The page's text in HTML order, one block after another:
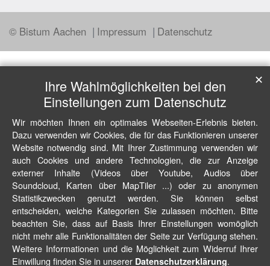
© Bistum Aachen Impressum Datenschutz
Ihre Wahlmöglichkeiten bei den
Einstellungen zum Datenschutz
Wir möchten Ihnen ein optimales Webseiten-Erlebnis bieten.
Dazu verwenden wir Cookies, die für das Funktionieren unserer
Website notwendig sind. Mit Ihrer Zustimmung verwenden wir
auch Cookies und andere Technologien, die zur Anzeige
externer Inhalte (Videos über Youtube, Audios über
Soundcloud, Karten über MapTiler ...) oder zu anonymen
Statistikzwecken genutzt werden. Sie können selbst
entscheiden, welche Kategorien Sie zulassen möchten. Bitte
beachten Sie, dass auf Basis Ihrer Einstellungen womöglich
nicht mehr alle Funktionalitäten der Seite zur Verfügung stehen.
Weitere Informationen und die Möglichkeit zum Widerruf Ihrer
Einwillung finden Sie in unserer Datenschutzerklärung.
✕